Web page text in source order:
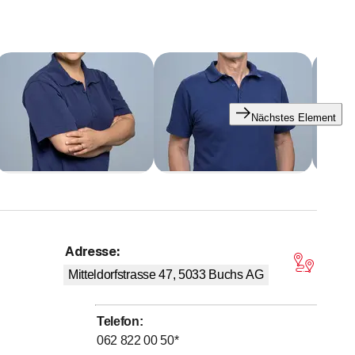
Nächstes Element
von 5 Sternen
Adresse:
Mitteldorfstrasse 47, 5033 Buchs AG
Telefon:
062 822 00 50*